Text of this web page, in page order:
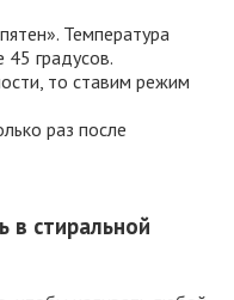
Температура
градусов.
то ставим режим
раз после
в стиральной